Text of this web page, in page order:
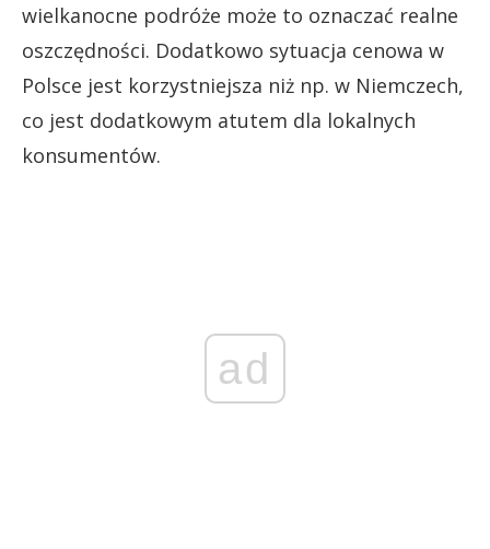
wielkanocne podróże może to oznaczać realne
oszczędności. Dodatkowo sytuacja cenowa w
Polsce jest korzystniejsza niż np. w Niemczech,
co jest dodatkowym atutem dla lokalnych
konsumentów.
ad